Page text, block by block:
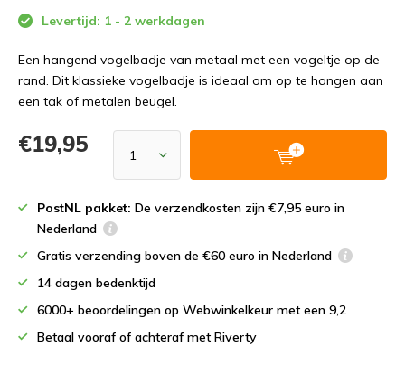
Levertijd: 1 - 2 werkdagen
Een hangend vogelbadje van metaal met een vogeltje op de
rand. Dit klassieke vogelbadje is ideaal om op te hangen aan
een tak of metalen beugel.
€19,95
PostNL pakket: De verzendkosten zijn €7,95 euro in
Nederland
Gratis verzending boven de €60 euro in Nederland
14 dagen bedenktijd
6000+ beoordelingen op Webwinkelkeur met een 9,2
Betaal vooraf of achteraf met Riverty